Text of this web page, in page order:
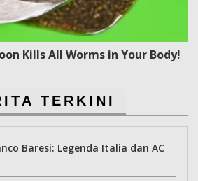
Kills All Worms in Your Body!
TERKINI
Baresi: Legenda Italia dan AC